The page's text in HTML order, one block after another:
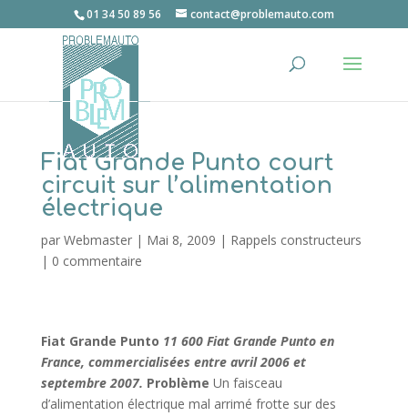
01 34 50 89 56 contact@problemauto.com
Fiat Grande Punto court
circuit sur l’alimentation
électrique
par Webmaster| Mai 8, 2009 | Rappels constructeurs
| 0 commentaire
Fiat Grande Punto 11 600 Fiat Grande Punto en
France, commercialisées entre avril 2006 et
septembre 2007. Problème Un faisceau
d’alimentation électrique mal arrimé frotte sur des